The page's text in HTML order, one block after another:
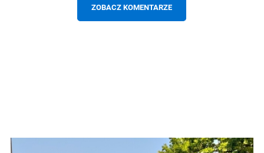
ZOBACZ KOMENTARZE